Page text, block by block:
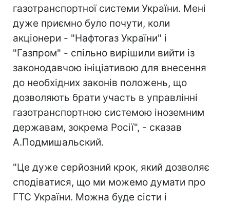
газотранспортної системи України. Мені
дуже приємно було почути, коли
акціонери - "Нафтогаз України" і
"Газпром" - спільно вирішили вийти із
законодавчою ініціативою для внесення
до необхідних законів положень, що
дозволяють брати участь в управлінні
газотранспортною системою іноземним
державам, зокрема Росії", - сказав
А.Подмишальский.
"Це дуже серйозний крок, який дозволяє
сподіватися, що ми можемо думати про
ГТС України. Можна буде сісти і